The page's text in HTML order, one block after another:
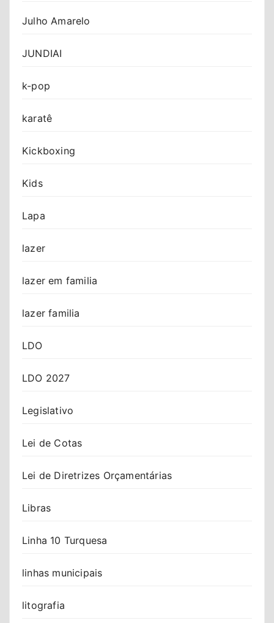
Julho Amarelo
JUNDIAI
k-pop
karatê
Kickboxing
Kids
Lapa
lazer
lazer em familia
lazer familia
LDO
LDO 2027
Legislativo
Lei de Cotas
Lei de Diretrizes Orçamentárias
Libras
Linha 10 Turquesa
linhas municipais
litografia